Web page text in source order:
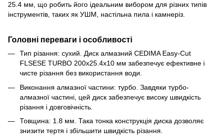
25.4 мм, що робить його ідеальним вибором для різних типів
інструментів, таких як УШМ, настільна пила і камнеріз.
Головні переваги і особливості
Тип різання: сухий. Диск алмазний CEDIMA Easy-Cut
FLSESE TURBO 200х25.4х10 мм забезпечує ефективне і
чисте різання без використання води.
Виконання алмазної частини: турбо. Завдяки турбо-
алмазної частині, цей диск забезпечує високу швидкість
різання і довговічність.
Товщина: 1.8 мм. Така тонка конструкція диска дозволяє
знизити тертя і збільшити швидкість різання.